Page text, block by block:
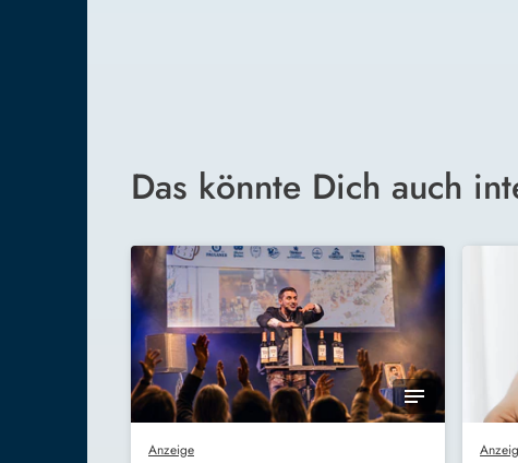
Das könnte Dich auch
Anzeige